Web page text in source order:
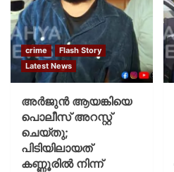
crime
Flash Story
Latest News
അർജുൻ ആയങ്കിയെ
പൊലീസ് അറസ്റ്റ്
ചെയ്‌തു;
പിടിയിലായത്
കണ്ണൂരിൽ നിന്ന്